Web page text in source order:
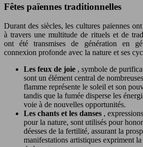
Fêtes païennes traditionnelles
Durant des siècles, les cultures païennes
à travers une multitude de rituels et de
ont été transmises de génération en
connexion profonde avec la nature et ses
Les feux de joie , symbole de
sont un élément central de
flamme représente le soleil et son
tandis que la fumée disperse les
voie à de nouvelles opportunités.
Les chants et les danses ,
pour la nature, sont utilisés pour
déesses de la fertilité, assurant la
manifestations artistiques expriment